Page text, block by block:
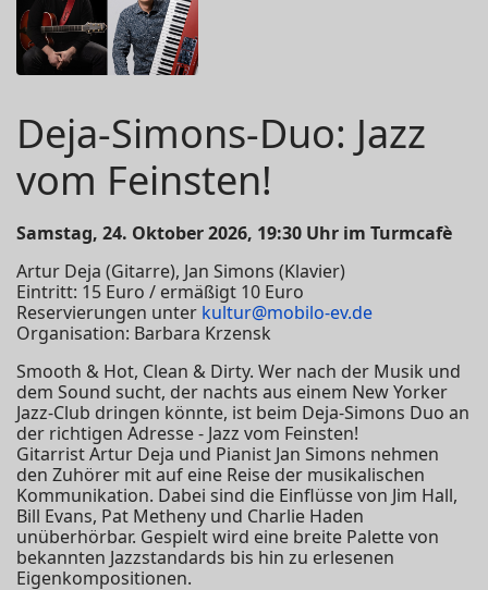
Deja-Simons-Duo: Jazz
vom Feinsten!
Samstag, 24. Oktober 2026, 19:30 Uhr im Turmcafè
Artur Deja (Gitarre), Jan Simons (Klavier)
Eintritt: 15 Euro / ermäßigt 10 Euro
Reservierungen unter kultur@mobilo-ev.de
Organisation: Barbara Krzensk
Smooth & Hot, Clean & Dirty. Wer nach der Musik und
dem Sound sucht, der nachts aus einem New Yorker
Jazz-Club dringen könnte, ist beim Deja-Simons Duo an
der richtigen Adresse - Jazz vom Feinsten!
Gitarrist Artur Deja und Pianist Jan Simons nehmen
den Zuhörer mit auf eine Reise der musikalischen
Kommunikation. Dabei sind die Einflüsse von Jim Hall,
Bill Evans, Pat Metheny und Charlie Haden
unüberhörbar. Gespielt wird eine breite Palette von
bekannten Jazzstandards bis hin zu erlesenen
Eigenkompositionen.